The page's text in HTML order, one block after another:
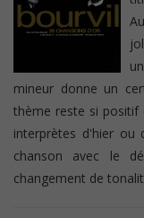
mineur donne un
thème reste si positif
interprètes d'hier ou
chanson avec le
changement de